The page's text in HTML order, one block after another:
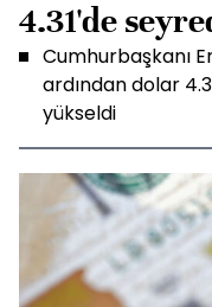
4.31'de
Cumhurbaşkanı
ardından dolar
yükseldi